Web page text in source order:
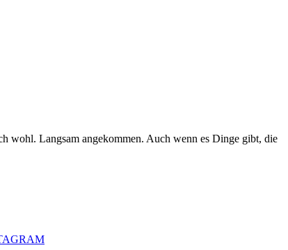
wohl. Langsam angekommen. Auch wenn es Dinge gibt, die